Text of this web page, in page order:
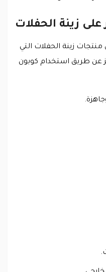
زينة الحفلات
زينة الحفلات التي
عن طريق استخدام كوبون